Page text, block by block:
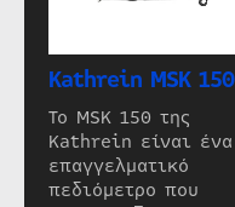
Kathrein MSK 150
Το MSK 150 της
Kathrein είναι ένα
επαγγελματικό
πεδιόμετρο που